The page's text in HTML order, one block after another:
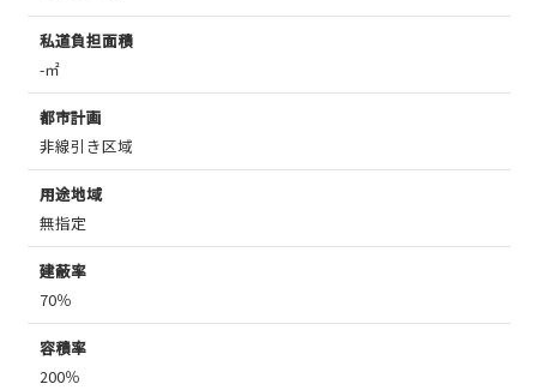
私道負担面積
-㎡
都市計画
非線引き区域
用途地域
無指定
建蔽率
70％
容積率
200％